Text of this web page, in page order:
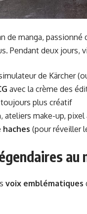
de manga,
Pendant deux jours,
de Kärcher
avec la crème des
toujours plus créatif
, ateliers make-up,
haches (pour réveiller
au
voix emblématiques